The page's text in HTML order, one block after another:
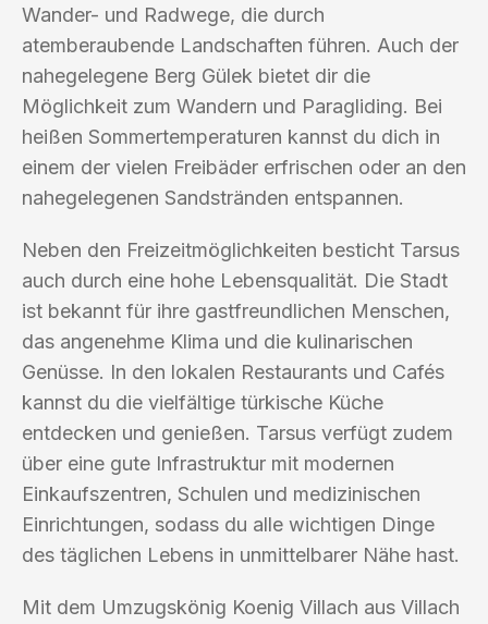
Wander- und Radwege, die durch
atemberaubende Landschaften führen. Auch der
nahegelegene Berg Gülek bietet dir die
Möglichkeit zum Wandern und Paragliding. Bei
heißen Sommertemperaturen kannst du dich in
einem der vielen Freibäder erfrischen oder an den
nahegelegenen Sandstränden entspannen.
Neben den Freizeitmöglichkeiten besticht Tarsus
auch durch eine hohe Lebensqualität. Die Stadt
ist bekannt für ihre gastfreundlichen Menschen,
das angenehme Klima und die kulinarischen
Genüsse. In den lokalen Restaurants und Cafés
kannst du die vielfältige türkische Küche
entdecken und genießen. Tarsus verfügt zudem
über eine gute Infrastruktur mit modernen
Einkaufszentren, Schulen und medizinischen
Einrichtungen, sodass du alle wichtigen Dinge
des täglichen Lebens in unmittelbarer Nähe hast.
Mit dem Umzugskönig Koenig Villach aus Villach